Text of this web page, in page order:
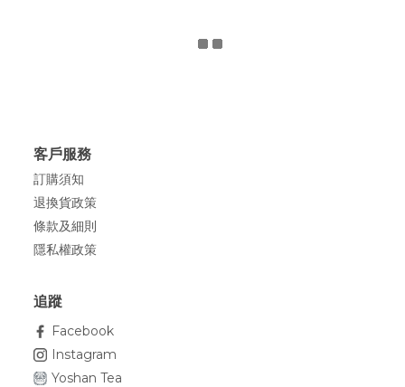
客戶服務
訂購須知
退換貨政策
條款及細則
隱私權政策
追蹤
Facebook
Instagram
Yoshan Tea